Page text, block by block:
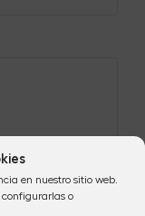
en nuestro sitio web.
configurarlas o